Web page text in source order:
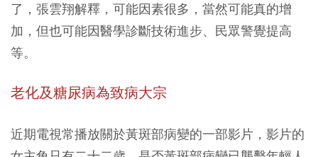
了，張雲翔解釋，可能因素很多，當然可能真的增
加，但也可能因醫學診斷技術進步、民眾警覺提高
等。
老化及糖尿病為致病大宗
近期電視常播放關於黃斑部病變的一部影片，影片的